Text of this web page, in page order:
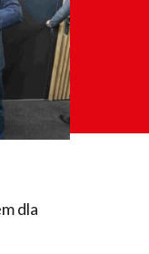
dla